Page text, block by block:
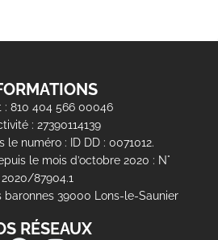
: 810 404 566 00046
: 27390114139
le numéro : ID DD : 0071012.
le mois d’octobre 2020 : N°
2020/87904.1
baronnes 39000 Lons-le-Saunier
RÉSEAUX